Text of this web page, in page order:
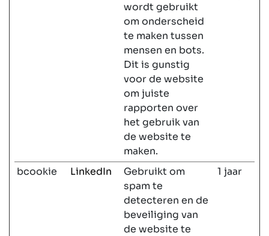
wordt gebruikt
om onderscheid
te maken tussen
mensen en bots.
Dit is gunstig
voor de website
om juiste
rapporten over
het gebruik van
de website te
maken.
bcookie LinkedIn
Gebruikt om
spam te
detecteren en de
beveiliging van
de website te
1 jaar